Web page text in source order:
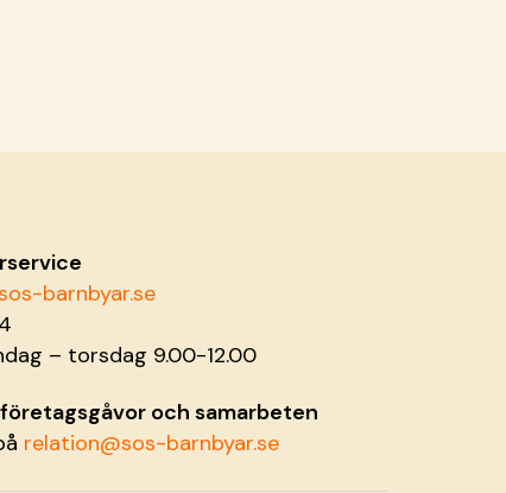
barnbyar.se
– torsdag 9.00-12.00
och samarbeten
relation@sos-barnbyar.se